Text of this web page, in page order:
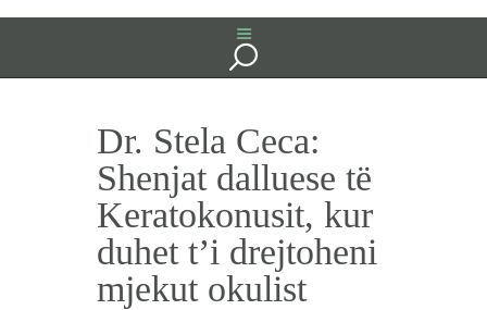
Dr. Stela Ceca:
Shenjat dalluese të
Keratokonusit, kur
duhet t’i drejtoheni
mjekut okulist
SHTATZANIA
USHQYERJA
PRINDËR
SHËNDET
EMRA SHQIP
INTERVISTA
BEBI BUÇKO